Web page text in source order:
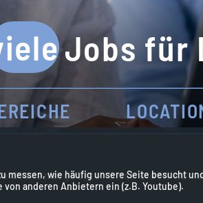
Jobs für
Stellenangebote. Bitte einen
messen, wie häufig unsere Seite besucht
anderen Anbietern ein (z.B. Youtube).